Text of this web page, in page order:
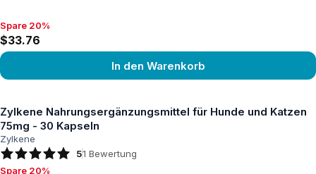
Spare 20%, $33.76
Spare 20%
$33.76
In den Warenkorb
Zylkene Nahrungsergänzungsmittel für Hunde und Katzen
75mg - 30 Kapseln
Zylkene
51 Bewertung
Spare 20%